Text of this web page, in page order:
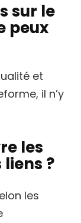
sur le
peux
et
il n’y
les
?
les